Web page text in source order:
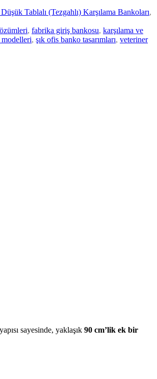
Tablalı (Tezgahlı) Karşılama Bankoları,
, fabrika giriş bankosu, karşılama ve
, şık ofis banko tasarımları, veteriner
sayesinde, yaklaşık 90 cm’lik ek bir